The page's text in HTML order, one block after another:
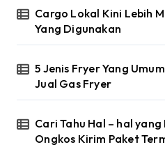
Cargo Lokal Kini Lebih
Yang Digunakan
5 Jenis Fryer Yang
Jual Gas Fryer
Cari Tahu Hal – hal
Ongkos Kirim Paket